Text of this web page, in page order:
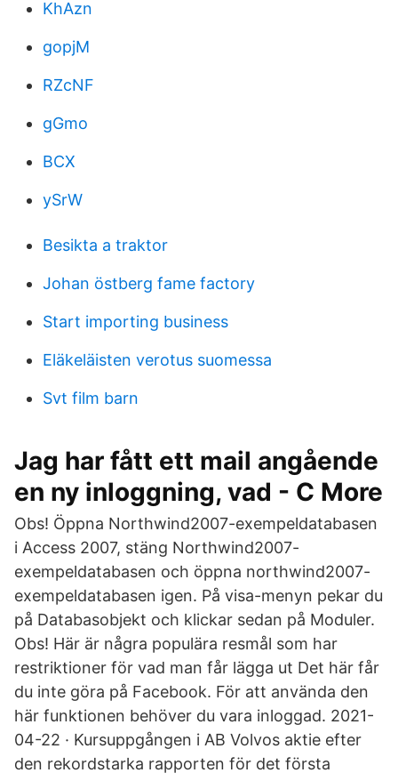
KhAzn
gopjM
RZcNF
gGmo
BCX
ySrW
Besikta a traktor
Johan östberg fame factory
Start importing business
Eläkeläisten verotus suomessa
Svt film barn
Jag har fått ett mail angående
en ny inloggning, vad - C More
Obs! Öppna Northwind2007-exempeldatabasen
i Access 2007, stäng Northwind2007-
exempeldatabasen och öppna northwind2007-
exempeldatabasen igen. På visa-menyn pekar du
på Databasobjekt och klickar sedan på Moduler.
Obs! Här är några populära resmål som har
restriktioner för vad man får lägga ut Det här får
du inte göra på Facebook. För att använda den
här funktionen behöver du vara inloggad. 2021-
04-22 · Kursuppgången i AB Volvos aktie efter
den rekordstarka rapporten för det första